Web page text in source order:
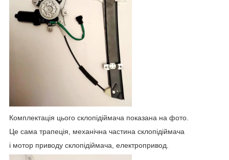
Комплектація цього склопідіймача показана на фото.
Це сама трапеція, механічна частина склопідіймача
і мотор приводу склопідіймача, електропривод.